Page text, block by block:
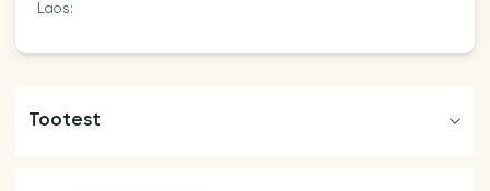
Laos:
Tootest